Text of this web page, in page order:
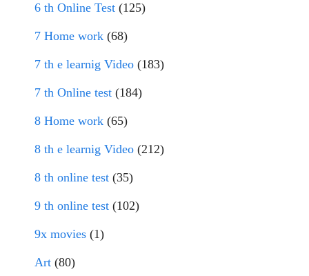
6 th Online Test (125)
7 Home work (68)
7 th e learnig Video (183)
7 th Online test (184)
8 Home work (65)
8 th e learnig Video (212)
8 th online test (35)
9 th online test (102)
9x movies (1)
Art (80)